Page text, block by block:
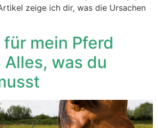
zeige ich dir, was die Ursachen
mein Pferd
Alles, was du